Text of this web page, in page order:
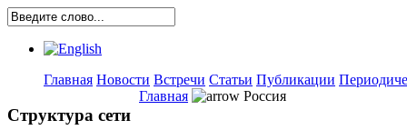
Главная Новости Встречи Статьи Публикации
Структура сети
Главная Россия